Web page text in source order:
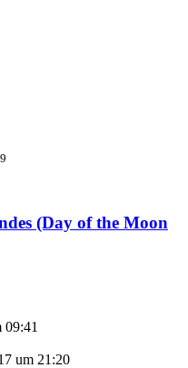
(Day of the Moon
um 21:20